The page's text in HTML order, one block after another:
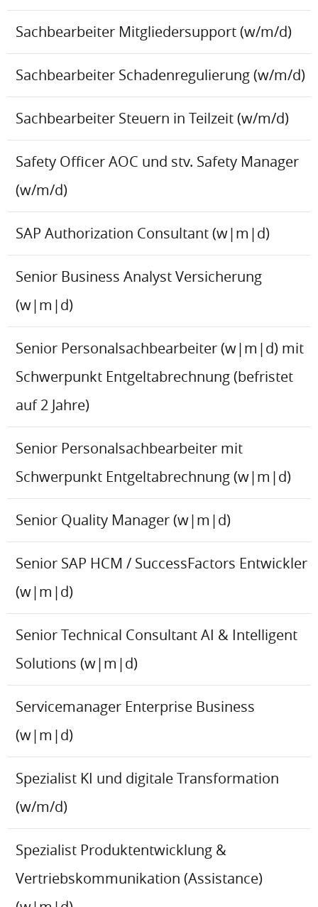
Sachbearbeiter Mitgliedersupport (w/m/d)
Sachbearbeiter Schadenregulierung (w/m/d)
Sachbearbeiter Steuern in Teilzeit (w/m/d)
Safety Officer AOC und stv. Safety Manager
(w/m/d)
SAP Authorization Consultant (w|m|d)
Senior Business Analyst Versicherung
(w|m|d)
Senior Personalsachbearbeiter (w|m|d) mit
Schwerpunkt Entgeltabrechnung (befristet
auf 2 Jahre)
Senior Personalsachbearbeiter mit
Schwerpunkt Entgeltabrechnung (w|m|d)
Senior Quality Manager (w|m|d)
Senior SAP HCM / SuccessFactors Entwickler
(w|m|d)
Senior Technical Consultant AI & Intelligent
Solutions (w|m|d)
Servicemanager Enterprise Business
(w|m|d)
Spezialist KI und digitale Transformation
(w/m/d)
Spezialist Produktentwicklung &
Vertriebskommunikation (Assistance)